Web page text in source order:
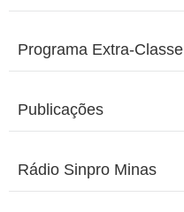
Programa Extra-Classe
Publicações
Rádio Sinpro Minas